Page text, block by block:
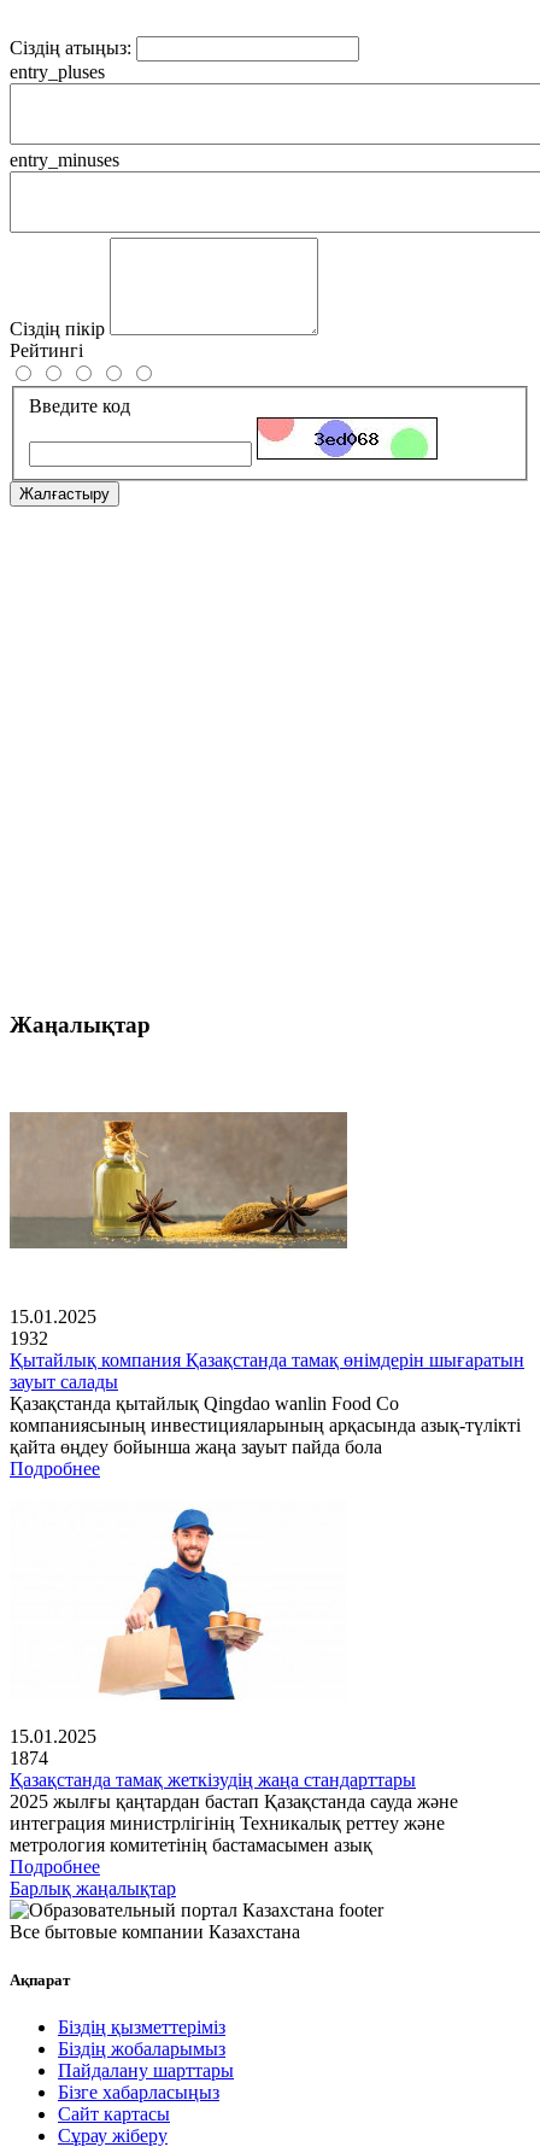
Сіздің атыңыз:
entry_pluses
entry_minuses
Сіздің пікір
Рейтингі
Введите код
Жалғастыру
Жаңалықтар
15.01.2025
1932
Қытайлық компания Қазақстанда тамақ өнімдерін шығаратын
зауыт салады
Қазақстанда қытайлық Qingdao wanlin Food Co
компаниясының инвестицияларының арқасында азық-түлікті
қайта өңдеу бойынша жаңа зауыт пайда бола
Подробнее
15.01.2025
1874
Қазақстанда тамақ жеткізудің жаңа стандарттары
2025 жылғы қаңтардан бастап Қазақстанда сауда және
интеграция министрлігінің Техникалық реттеу және
метрология комитетінің бастамасымен азық
Подробнее
Барлық жаңалықтар
Все бытовые компании Казахстана
Ақпарат
Біздің қызметтеріміз
Біздің жобаларымыз
Пайдалану шарттары
Бізге хабарласыңыз
Сайт картасы
Сұрау жіберу